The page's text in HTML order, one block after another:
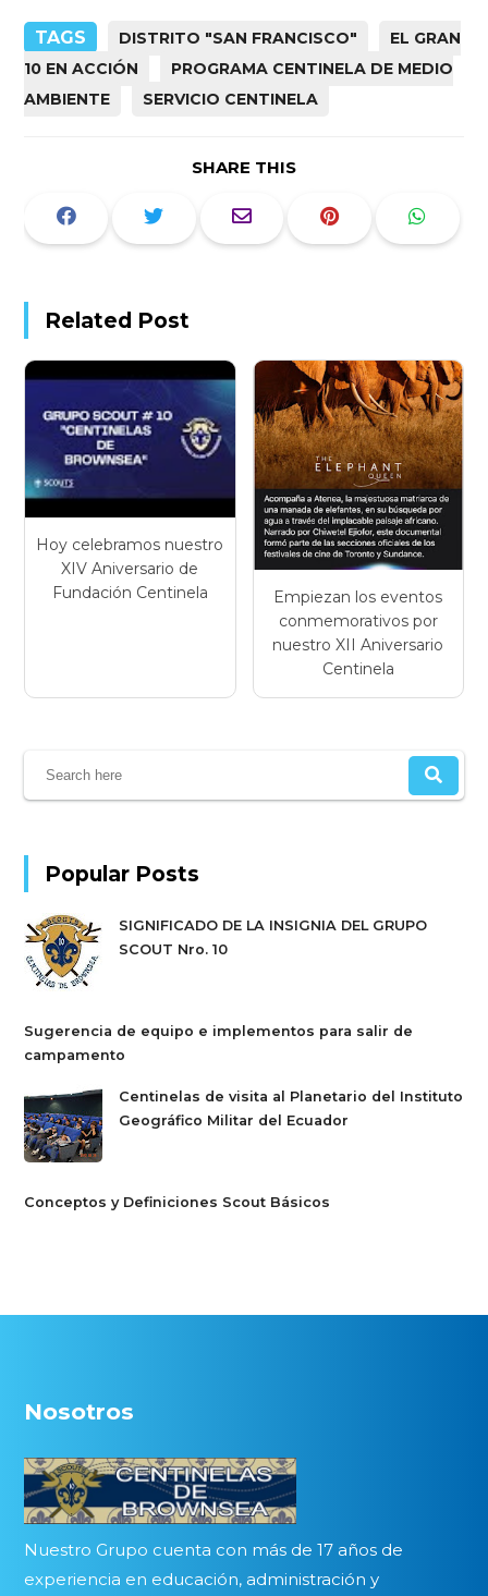
TAGS DISTRITO "SAN FRANCISCO"
EL GRAN
10 EN ACCIÓN
PROGRAMA CENTINELA DE MEDIO
AMBIENTE
SERVICIO CENTINELA
SHARE THIS
Related Post
Hoy celebramos nuestro
XIV Aniversario de
Fundación Centinela
Empiezan los eventos
conmemorativos por
nuestro XII Aniversario
Centinela
Popular Posts
SIGNIFICADO DE LA INSIGNIA DEL GRUPO
SCOUT Nro. 10
Sugerencia de equipo e implementos para salir de
campamento
Centinelas de visita al Planetario del Instituto
Geográfico Militar del Ecuador
Conceptos y Definiciones Scout Básicos
Nosotros
Nuestro Grupo cuenta con más de 17 años de
experiencia en educación, administración y